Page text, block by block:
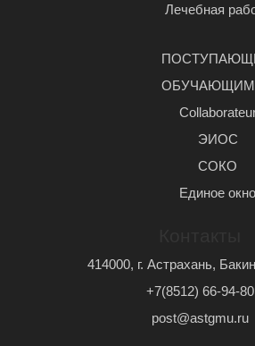
Лечебная
ЭИОС
СОКО
Единое окно
414000, г. Астрахань,
+7(8512) 66-94-80
post@astgmu.ru